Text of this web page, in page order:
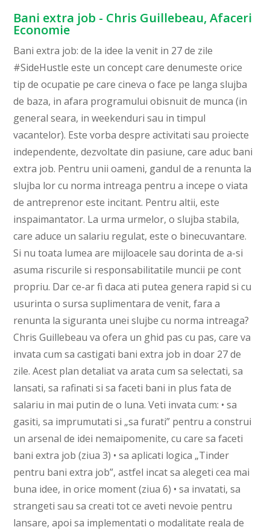
Bani extra job - Chris Guillebeau, Afaceri
Economie
Bani extra job: de la idee la venit in 27 de zile
#SideHustle este un concept care denumeste orice
tip de ocupatie pe care cineva o face pe langa slujba
de baza, in afara programului obisnuit de munca (in
general seara, in weekenduri sau in timpul
vacantelor). Este vorba despre activitati sau proiecte
independente, dezvoltate din pasiune, care aduc bani
extra job. Pentru unii oameni, gandul de a renunta la
slujba lor cu norma intreaga pentru a incepe o viata
de antreprenor este incitant. Pentru altii, este
inspaimantator. La urma urmelor, o slujba stabila,
care aduce un salariu regulat, este o binecuvantare.
Si nu toata lumea are mijloacele sau dorinta de a-si
asuma riscurile si responsabilitatile muncii pe cont
propriu. Dar ce-ar fi daca ati putea genera rapid si cu
usurinta o sursa suplimentara de venit, fara a
renunta la siguranta unei slujbe cu norma intreaga?
Chris Guillebeau va ofera un ghid pas cu pas, care va
invata cum sa castigati bani extra job in doar 27 de
zile. Acest plan detaliat va arata cum sa selectati, sa
lansati, sa rafinati si sa faceti bani in plus fata de
salariu in mai putin de o luna. Veti invata cum: • sa
gasiti, sa imprumutati si „sa furati” pentru a construi
un arsenal de idei nemaipomenite, cu care sa faceti
bani extra job (ziua 3) • sa aplicati logica „Tinder
pentru bani extra job”, astfel incat sa alegeti cea mai
buna idee, in orice moment (ziua 6) • sa invatati, sa
strangeti sau sa creati tot ce aveti nevoie pentru
lansare, apoi sa implementati o modalitate reala de